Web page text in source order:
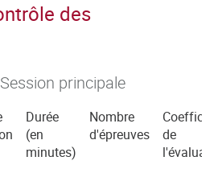
des
principale
Durée
(en
minutes)
Nombre
d'épreuves
de